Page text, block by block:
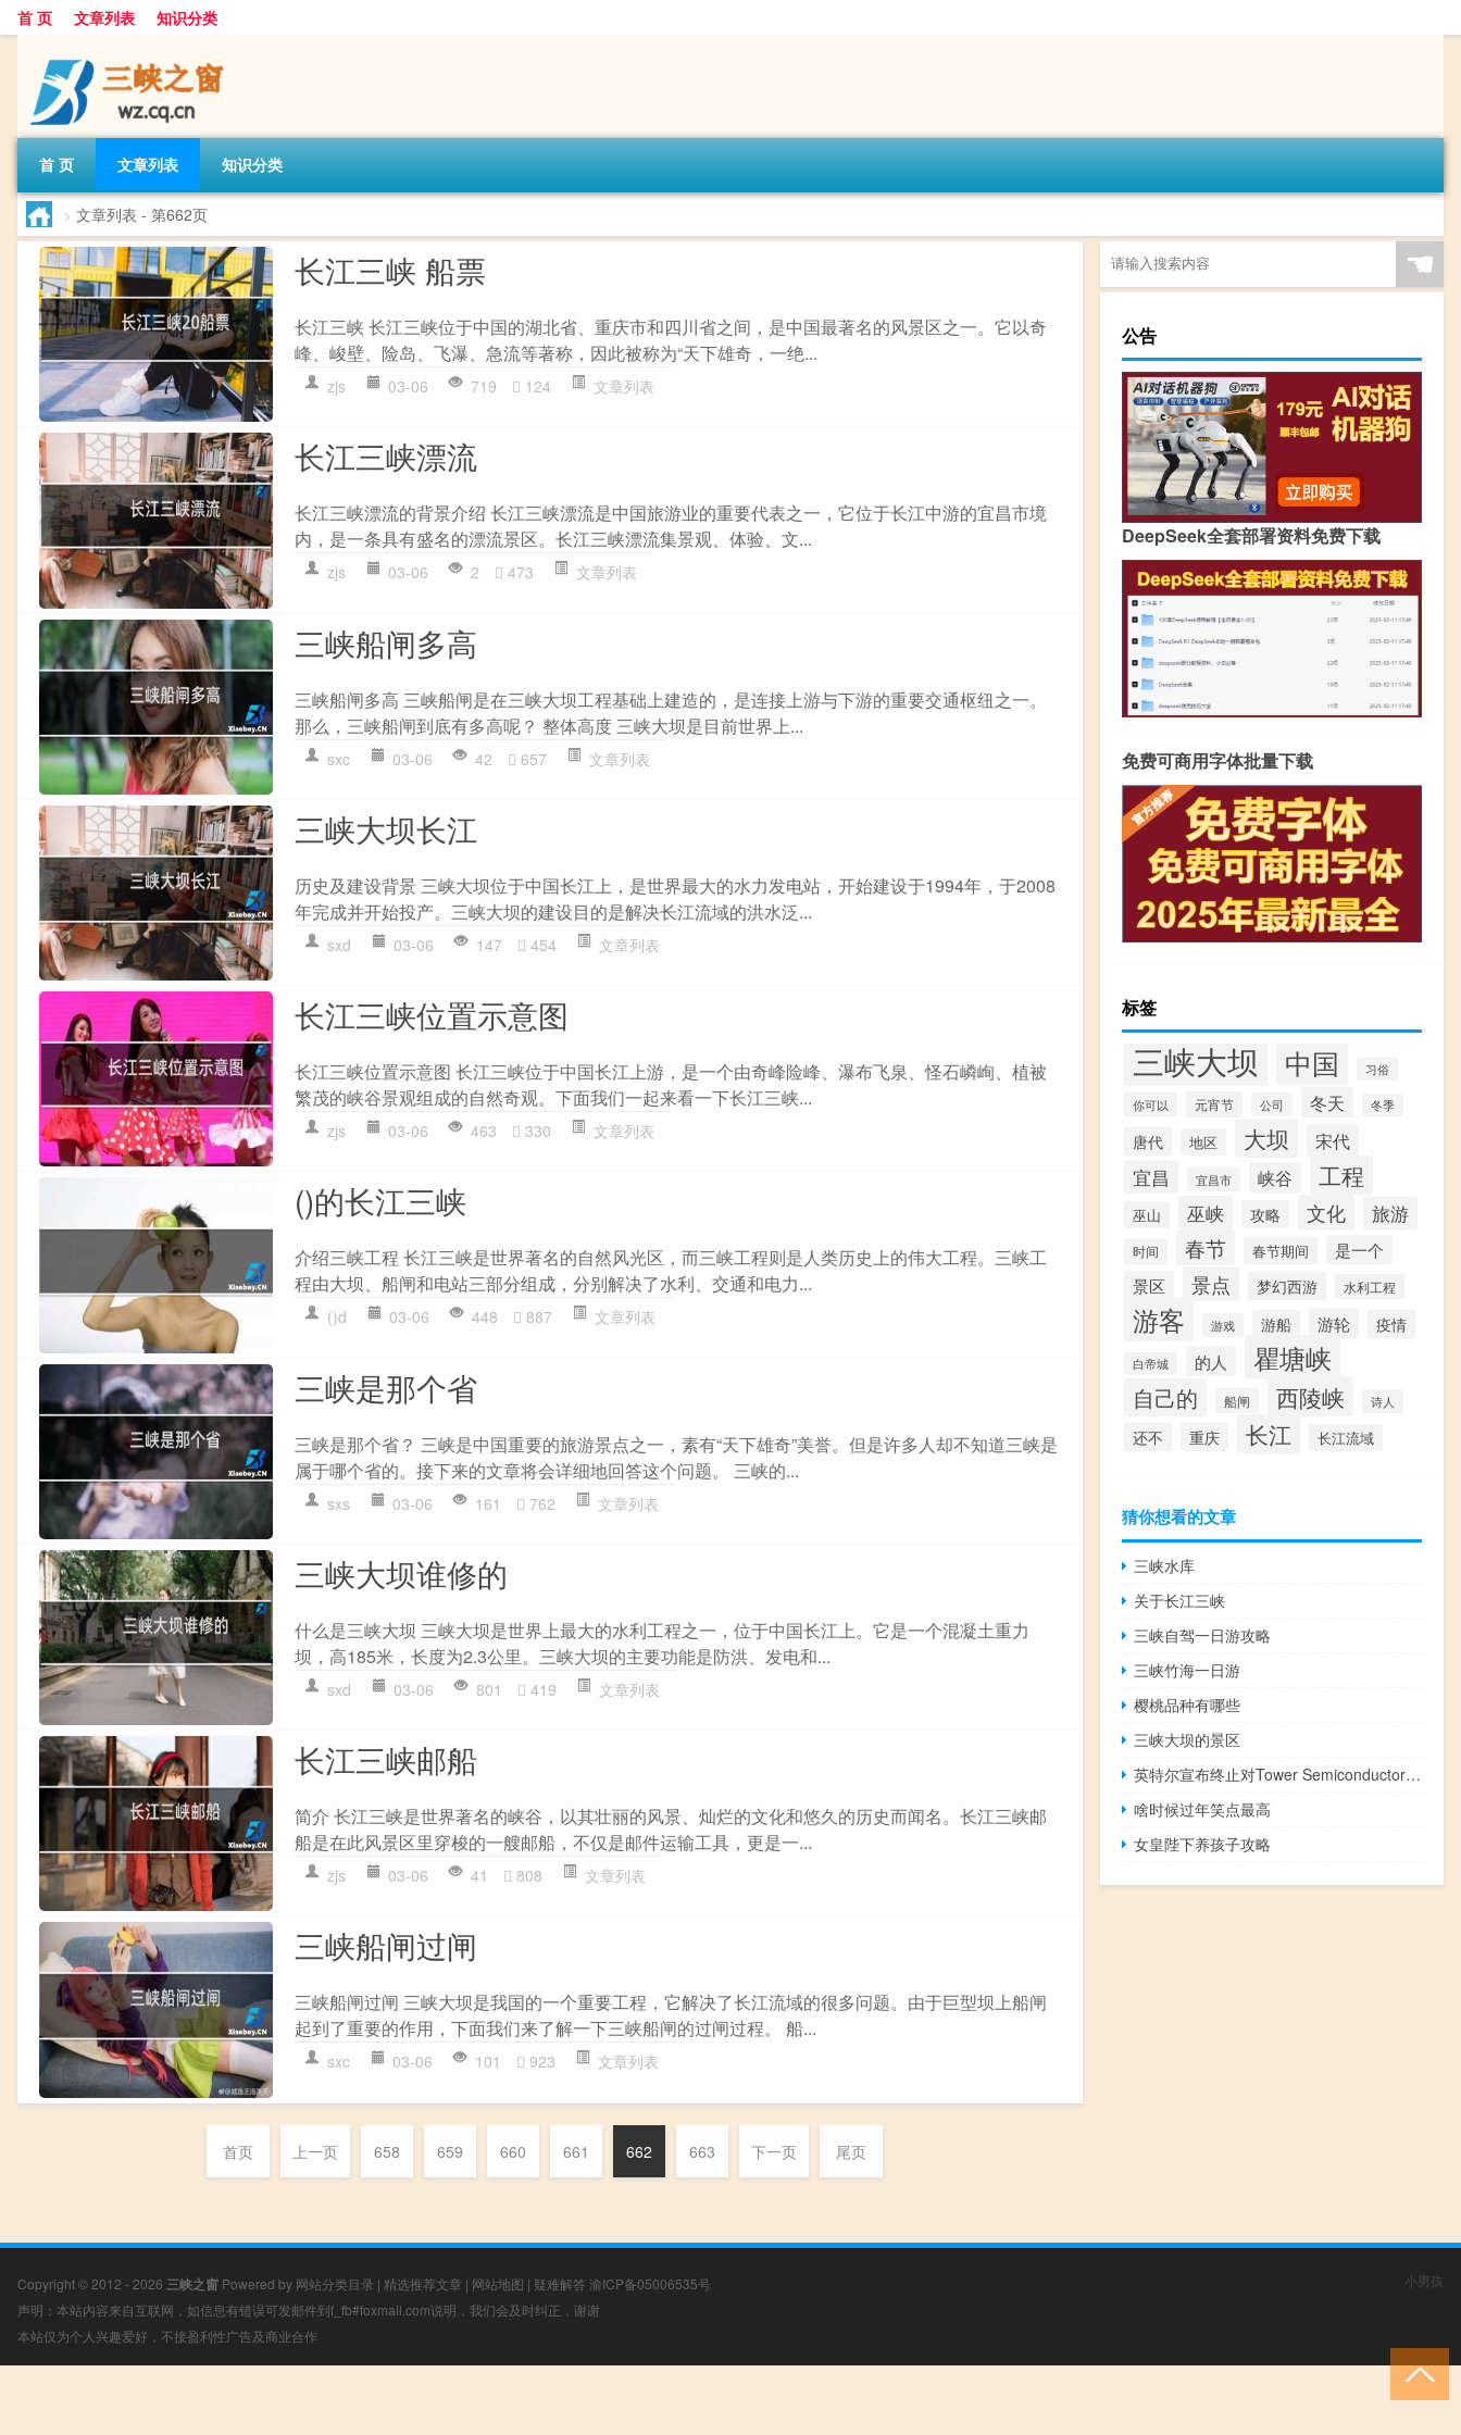
首 页 文章列表 知识分类
首 页 文章列表 知识分类
> 文章列表 - 第662页
长江三峡 船票
长江三峡 长江三峡位于中国的湖北省、重庆市和四川省之间，是中国最著名的风景区之一。它以奇
峰、峻壁、险岛、飞瀑、急流等著称，因此被称为“天下雄奇，一绝...
zjs 03-06 719 124 文章列表
长江三峡漂流
长江三峡漂流的背景介绍 长江三峡漂流是中国旅游业的重要代表之一，它位于长江中游的宜昌市境
内，是一条具有盛名的漂流景区。长江三峡漂流集景观、体验、文...
zjs 03-06 2 473 文章列表
三峡船闸多高
三峡船闸多高 三峡船闸是在三峡大坝工程基础上建造的，是连接上游与下游的重要交通枢纽之一。
那么，三峡船闸到底有多高呢？ 整体高度 三峡大坝是目前世界上...
sxc 03-06 42 657 文章列表
三峡大坝长江
历史及建设背景 三峡大坝位于中国长江上，是世界最大的水力发电站，开始建设于1994年，于2008
年完成并开始投产。三峡大坝的建设目的是解决长江流域的洪水泛...
sxd 03-06 147 454 文章列表
长江三峡位置示意图
长江三峡位置示意图 长江三峡位于中国长江上游，是一个由奇峰险峰、瀑布飞泉、怪石嶙峋、植被
繁茂的峡谷景观组成的自然奇观。下面我们一起来看一下长江三峡...
zjs 03-06 463 330 文章列表
()的长江三峡
介绍三峡工程 长江三峡是世界著名的自然风光区，而三峡工程则是人类历史上的伟大工程。三峡工
程由大坝、船闸和电站三部分组成，分别解决了水利、交通和电力...
()d 03-06 448 887 文章列表
三峡是那个省
三峡是那个省？ 三峡是中国重要的旅游景点之一，素有“天下雄奇”美誉。但是许多人却不知道三峡是
属于哪个省的。接下来的文章将会详细地回答这个问题。 三峡的...
sxs 03-06 161 762 文章列表
三峡大坝谁修的
什么是三峡大坝 三峡大坝是世界上最大的水利工程之一，位于中国长江上。它是一个混凝土重力
坝，高185米，长度为2.3公里。三峡大坝的主要功能是防洪、发电和...
sxd 03-06 801 419 文章列表
长江三峡邮船
简介 长江三峡是世界著名的峡谷，以其壮丽的风景、灿烂的文化和悠久的历史而闻名。长江三峡邮
船是在此风景区里穿梭的一艘邮船，不仅是邮件运输工具，更是一...
zjs 03-06 41 808 文章列表
三峡船闸过闸
三峡船闸过闸 三峡大坝是我国的一个重要工程，它解决了长江流域的很多问题。由于巨型坝上船闸
起到了重要的作用，下面我们来了解一下三峡船闸的过闸过程。 船...
sxc 03-06 101 923 文章列表
首页 上一页 658 659 660 661 662 663 下一页 尾页
☚
公告
DeepSeek全套部署资料免费下载
免费可商用字体批量下载
标签
三峡大坝 中国 习俗
你可以 元宵节 公司 冬天 冬季
唐代 地区 大坝 宋代
宜昌 宜昌市 峡谷 工程
巫山 巫峡 攻略 文化 旅游
时间 春节 春节期间
是一个
景区
景点 梦幻西游 水利工程
游客 游戏 游船 游轮 疫情
白帝城 的人 瞿塘峡
自己的 船闸 西陵峡 诗人
还不 重庆 长江 长江流域
猜你想看的文章
三峡水库
关于长江三峡
三峡自驾一日游攻略
三峡竹海一日游
樱桃品种有哪些
三峡大坝的景区
英特尔宣布终止对Tower Semiconductor的收购
啥时候过年笑点最高
女皇陛下养孩子攻略
Copyright © 2012 - 2026 三峡之窗 Powered by 网站分类目录 | 精选推荐文章 | 网站地图 | 疑难解答 渝ICP备05006535号
声明：本站内容来自互联网，如信息有错误可发邮件到f_fb#foxmail.com说明，我们会及时纠正，谢谢
本站仅为个人兴趣爱好，不接盈利性广告及商业合作
小男孩